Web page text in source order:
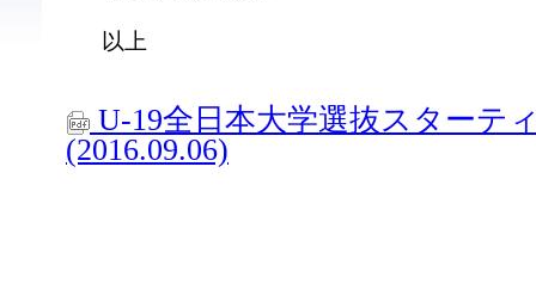
以上
U-19全日本大学選抜スターテ
(2016.09.06)